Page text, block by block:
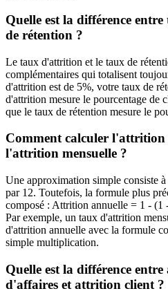
Quelle est la différence
de rétention ?
Le taux d'attrition et le taux de
complémentaires qui totalisent
d'attrition est de 5%, votre taux de
d'attrition mesure le pourcentage de
que le taux de rétention mesure le
Comment calculer
l'attrition mensuelle ?
Une approximation simple consiste
par 12. Toutefois, la formule plus
composé : Attrition annuelle = 1 - (1
Par exemple, un taux d'attrition
d'attrition annuelle avec la formule
simple multiplication.
Quelle est la différence
d'affaires et attrition client ?